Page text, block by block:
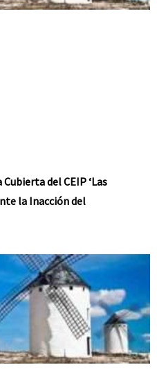
del CEIP ‘Las
la Inacción del